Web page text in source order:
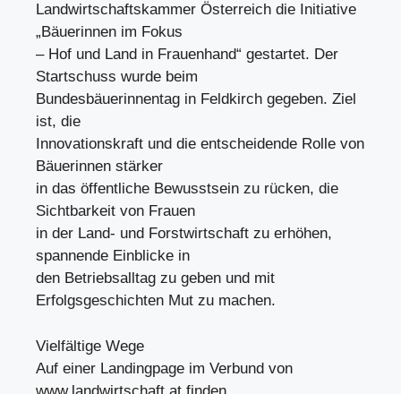
Landwirtschaftskammer Österreich die Initiative
„Bäuerinnen im Fokus
– Hof und Land in Frauenhand“ gestartet. Der
Startschuss wurde beim
Bundesbäuerinnentag in Feldkirch gegeben. Ziel
ist, die
Innovationskraft und die entscheidende Rolle von
Bäuerinnen stärker
in das öffentliche Bewusstsein zu rücken, die
Sichtbarkeit von Frauen
in der Land- und Forstwirtschaft zu erhöhen,
spannende Einblicke in
den Betriebsalltag zu geben und mit
Erfolgsgeschichten Mut zu machen.
Vielfältige Wege
Auf einer Landingpage im Verbund von
www.landwirtschaft.at finden